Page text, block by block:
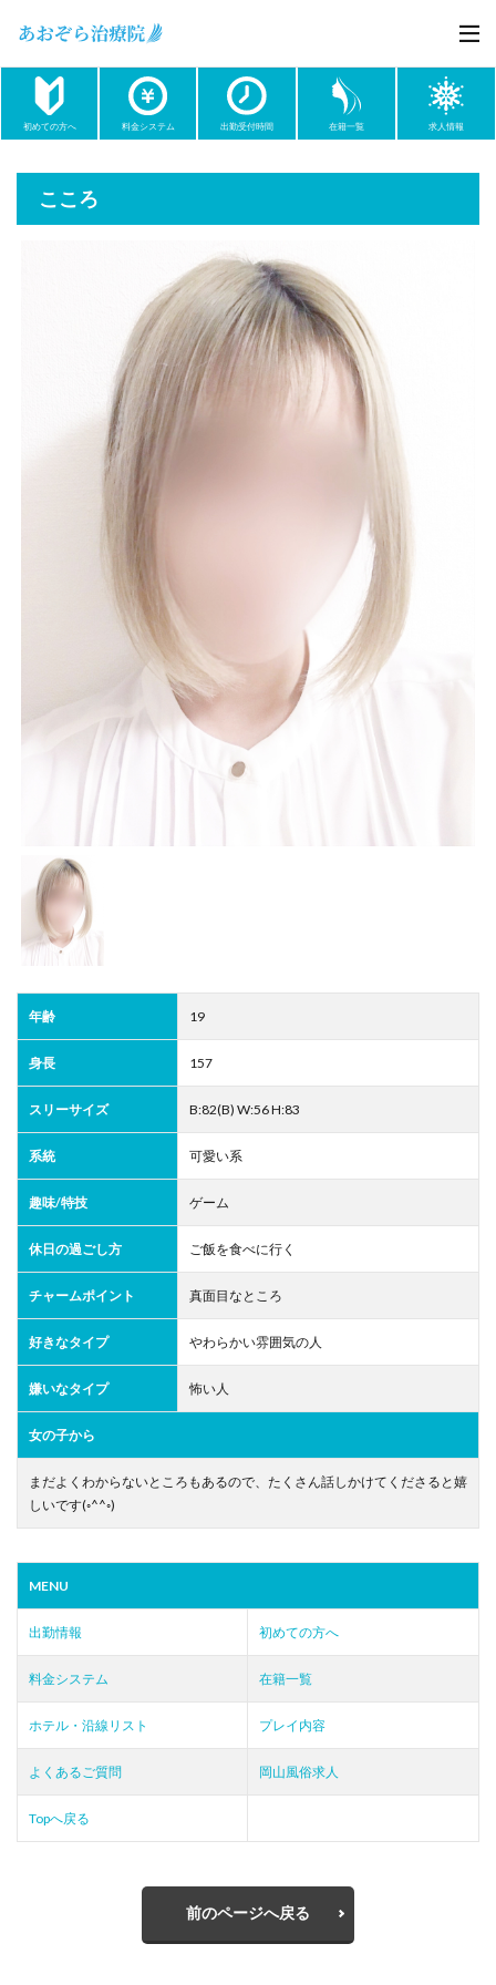
初めての方へ 料金システム 出勤受付時間 在籍一覧 求人情報
こころ
年齢 19
身長 157
スリーサイズ B:82(B) W:56 H:83
系統 可愛い系
趣味/特技 ゲーム
休日の過ごし方 ご飯を食べに行く
チャームポイント 真面目なところ
好きなタイプ やわらかい雰囲気の人
嫌いなタイプ 怖い人
女の子から
まだよくわからないところもあるので、たくさん話しかけてくださると嬉
しいです(◦^^◦)
MENU
出勤情報 初めての方へ
料金システム 在籍一覧
ホテル・沿線リスト プレイ内容
よくあるご質問 岡山風俗求人
Topへ戻る
前のページへ戻る